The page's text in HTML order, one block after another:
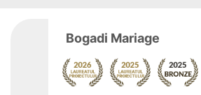
Bogadi Mariage